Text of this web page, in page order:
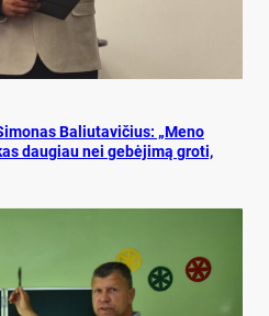
Baliutavičius: „Meno
daugiau nei gebėjimą groti,